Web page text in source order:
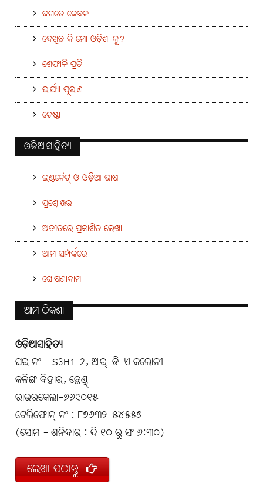
ଜଗତେ କେବଳ
ଦେଖିଛ କି ମୋ ଓଡ଼ିଶା କୁ?
ଶେଫାଳି ପ୍ରତି
ଭାର୍ଯ୍ୟା ପୂରାଣ
ଚେଷ୍ଟା
ଓଡିଆସାହିତ୍ୟ
ଇଣ୍ଟର୍ନେଟ୍ ଓ ଓଡ଼ିଆ ଭାଷା
ପ୍ରଶ୍ନୋତ୍ତର
ଅତୀତରେ ପ୍ରକାଶିତ ଲେଖା
ଆମ ସମ୍ପର୍କରେ
ଘୋଷଣାନାମା
ଆମ ଠିକଣା
ଓଡ଼ିଆସାହିତ୍ୟ
ଘର ନଂ.- S3H1-2, ଆର୍-ଡି-ଏ କଲୋନୀ
କଳିଙ୍ଗ ବିହାର, ଛେଣ୍ଡ୍
ରାଉରକେଲା-୭୬୯୦୧୫
ଟେଲିଫୋନ୍ ନଂ : ୮୭୬୩୨-୫୪୫୫୭
(ସୋମ - ଶନିବାର : ଦି ୧୦ ରୁ ସଂ ୬:୩୦)
ଲେଖା ପଠାନ୍ତୁ